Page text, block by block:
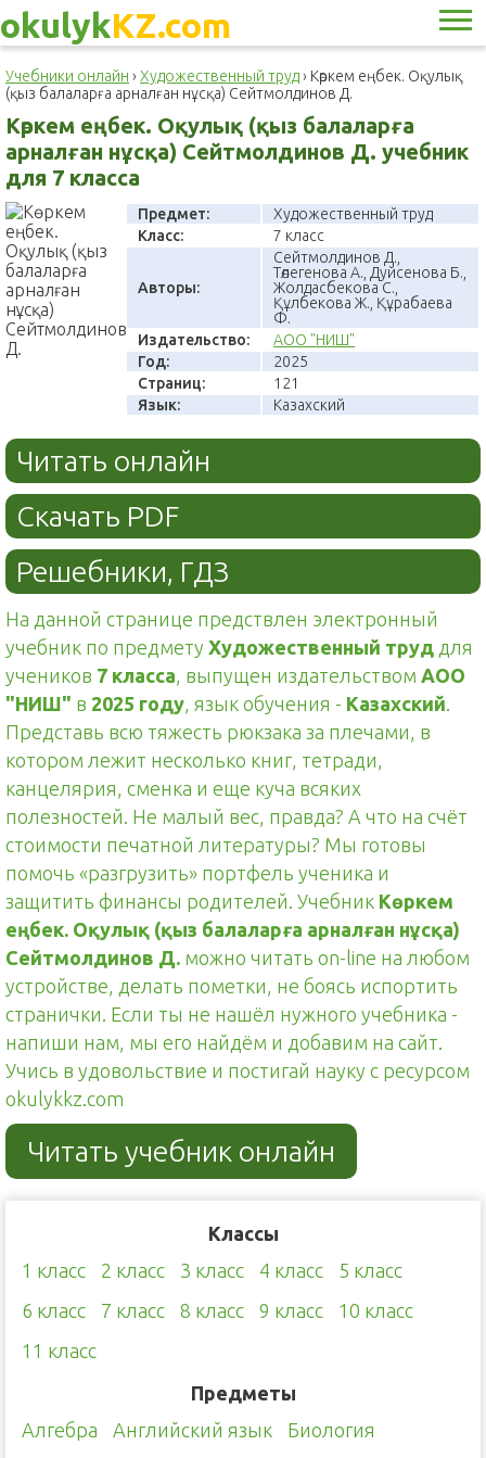
okulykKZ.com
Учебники онлайн ›Художественный труд› Көркем еңбек. Оқулық
(қыз балаларға арналған нұсқа) Сейтмолдинов Д.
Көркем еңбек. Оқулық (қыз балаларға
арналған нұсқа) Сейтмолдинов Д. учебник
для 7 класса
Предмет:
Художественный труд
Класс:
7 класс
Авторы:
Сейтмолдинов Д.,
Төлегенова А., Дуйсенова Б.,
Жолдасбекова С.,
Құлбекова Ж., Құрабаева
Ф.
Издательство:
АОО "НИШ"
Год:
2025
Страниц:
121
Язык:
Казахский
Читать онлайн
Скачать PDF
Решебники, ГДЗ
На данной странице предствлен электронный
учебник по предмету Художественный труд для
учеников 7 класса, выпущен издательством АОО
"НИШ" в 2025 году, язык обучения - Казахский.
Представь всю тяжесть рюкзака за плечами, в
котором лежит несколько книг, тетради,
канцелярия, сменка и еще куча всяких
полезностей. Не малый вес, правда? А что на счёт
стоимости печатной литературы? Мы готовы
помочь «разгрузить» портфель ученика и
защитить финансы родителей. Учебник Көркем
еңбек. Оқулық (қыз балаларға арналған нұсқа)
Сейтмолдинов Д. можно читать on-line на любом
устройстве, делать пометки, не боясь испортить
странички. Если ты не нашёл нужного учебника -
напиши нам, мы его найдём и добавим на сайт.
Учись в удовольствие и постигай науку с ресурсом
okulykkz.com
Читать учебник онлайн
Классы
1 класс
2 класс 3 класс 4 класс
5 класс
6 класс
7 класс 8 класс 9 класс
10 класс
11 класс
Предметы
Алгебра
Английский язык
Биология